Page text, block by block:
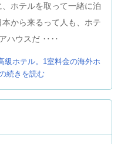
ホテルを取って一緒に泊
から来るって人も、ホテ
ハウスだ ‥‥
級ホテル。1室料金の海外ホ
続きを読む